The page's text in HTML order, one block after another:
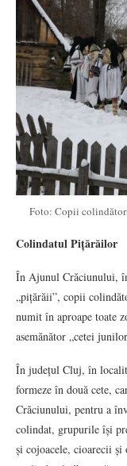
Foto: Copii
Colindatul Pițărăilor
În Ajunul Crăciunului,
„pițărăii”, copii
numit în aproape toate
asemănător „cetei
În județul Cluj, în
formeze în două cete,
Crăciunului, pentru a
colindat, grupurile își
și cojoacele, cioarecii și